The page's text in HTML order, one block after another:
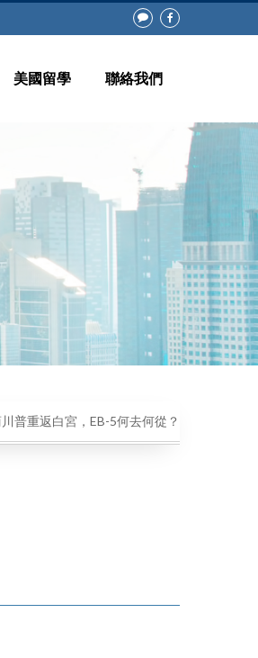
美國留學 聯絡我們
普重返白宮，EB-5何去何從？